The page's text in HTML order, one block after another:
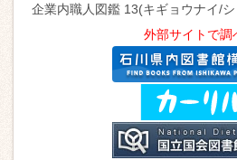
企業内職人図鑑 13(キギョウナイ/
外部サイトで調